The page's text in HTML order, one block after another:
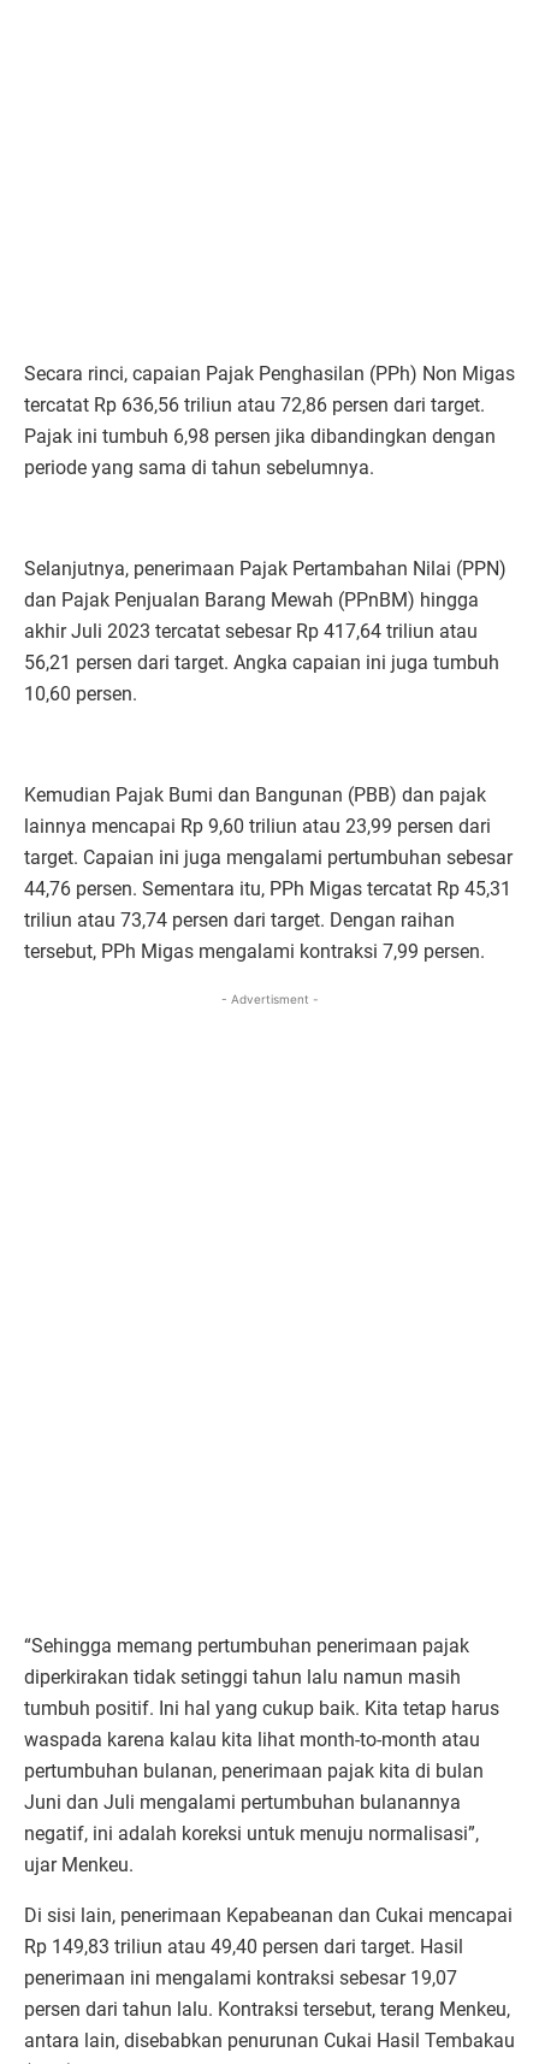
Secara rinci, capaian Pajak Penghasilan (PPh) Non Migas
tercatat Rp 636,56 triliun atau 72,86 persen dari target.
Pajak ini tumbuh 6,98 persen jika dibandingkan dengan
periode yang sama di tahun sebelumnya.
Selanjutnya, penerimaan Pajak Pertambahan Nilai (PPN)
dan Pajak Penjualan Barang Mewah (PPnBM) hingga
akhir Juli 2023 tercatat sebesar Rp 417,64 triliun atau
56,21 persen dari target. Angka capaian ini juga tumbuh
10,60 persen.
Kemudian Pajak Bumi dan Bangunan (PBB) dan pajak
lainnya mencapai Rp 9,60 triliun atau 23,99 persen dari
target. Capaian ini juga mengalami pertumbuhan sebesar
44,76 persen. Sementara itu, PPh Migas tercatat Rp 45,31
triliun atau 73,74 persen dari target. Dengan raihan
tersebut, PPh Migas mengalami kontraksi 7,99 persen.
- Advertisment -
“Sehingga memang pertumbuhan penerimaan pajak
diperkirakan tidak setinggi tahun lalu namun masih
tumbuh positif. Ini hal yang cukup baik. Kita tetap harus
waspada karena kalau kita lihat month-to-month atau
pertumbuhan bulanan, penerimaan pajak kita di bulan
Juni dan Juli mengalami pertumbuhan bulanannya
negatif, ini adalah koreksi untuk menuju normalisasi”,
ujar Menkeu.
Di sisi lain, penerimaan Kepabeanan dan Cukai mencapai
Rp 149,83 triliun atau 49,40 persen dari target. Hasil
penerimaan ini mengalami kontraksi sebesar 19,07
persen dari tahun lalu. Kontraksi tersebut, terang Menkeu,
antara lain, disebabkan penurunan Cukai Hasil Tembakau